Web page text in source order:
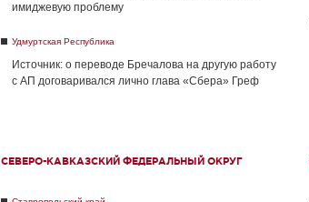
имиджевую проблему
Удмуртская Республика
Источник: о переводе Бречалова на другую работу
с АП договаривался лично глава «Сбера» Греф
СЕВЕРО-КАВКАЗСКИЙ ФЕДЕРАЛЬНЫЙ ОКРУГ